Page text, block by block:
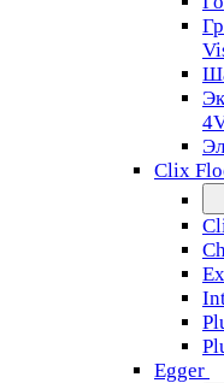
Clix
Egger